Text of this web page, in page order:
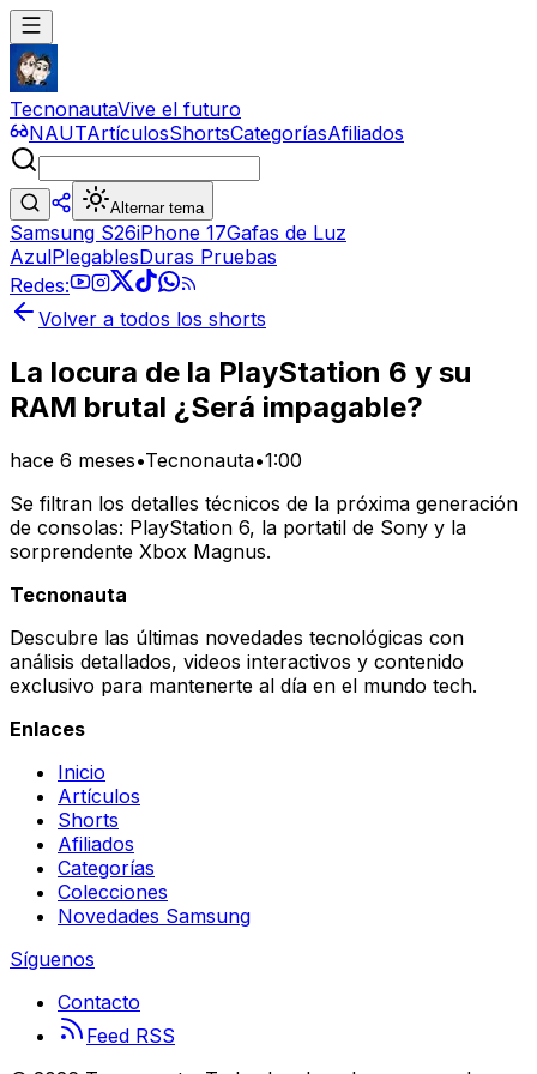
TecnonautaVive el futuro
NAUTArtículosShortsCategoríasAfiliados
Alternar tema
Samsung S26iPhone 17Gafas de Luz
AzulPlegablesDuras Pruebas
Redes:
Volver a todos los shorts
La locura de la PlayStation 6 y su
RAM brutal ¿Será impagable?
hace 6 meses•Tecnonauta•1:00
Se filtran los detalles técnicos de la próxima generación
de consolas: PlayStation 6, la portatil de Sony y la
sorprendente Xbox Magnus.
Tecnonauta
Descubre las últimas novedades tecnológicas con
análisis detallados, videos interactivos y contenido
exclusivo para mantenerte al día en el mundo tech.
Enlaces
Inicio
Artículos
Shorts
Afiliados
Categorías
Colecciones
Novedades Samsung
Síguenos
Contacto
Feed RSS